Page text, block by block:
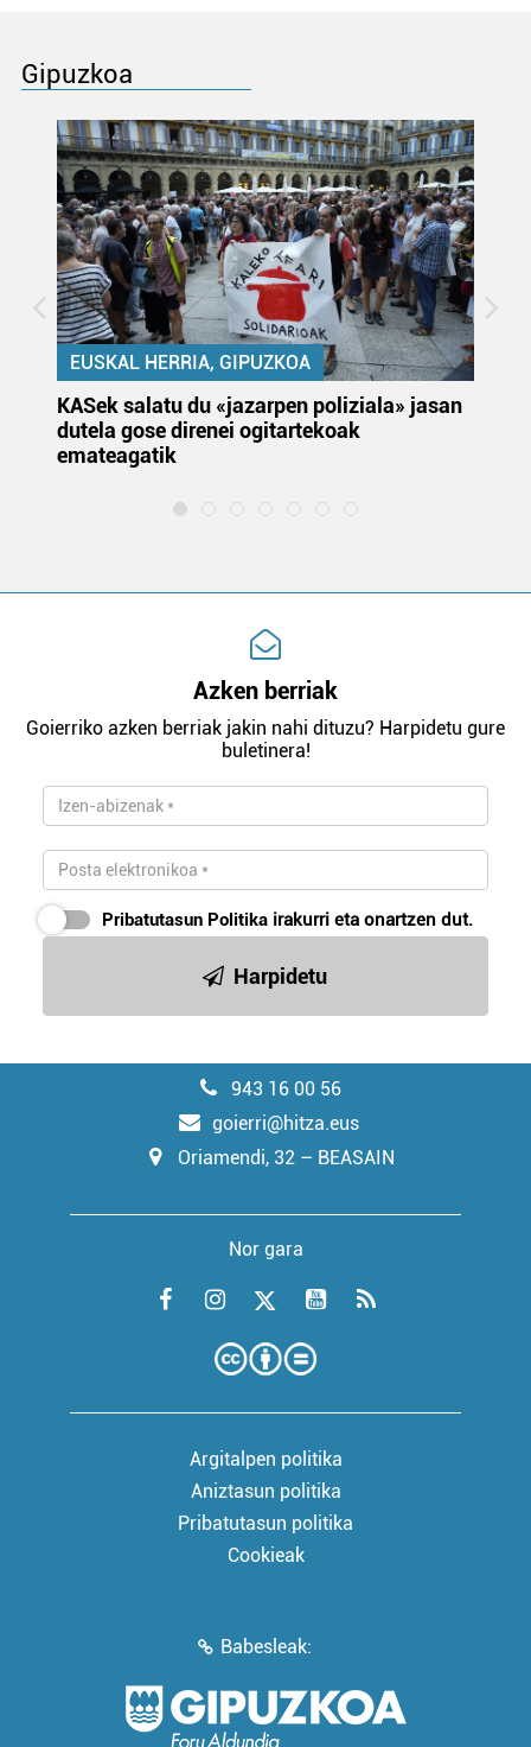
Gipuzkoa
EUSKAL HERRIA, GIPUZKOA
KASek salatu du «jazarpen poliziala» jasan
dutela gose direnei ogitartekoak
emateagatik
Azken berriak
Goierriko azken berriak jakin nahi dituzu? Harpidetu gure
buletinera!
Pribatutasun Politika irakurri eta onartzen dut.
Harpidetu
943 16 00 56
goierri@hitza.eus
Oriamendi, 32 – BEASAIN
Nor gara
Argitalpen politika
Aniztasun politika
Pribatutasun politika
Cookieak
Babesleak: